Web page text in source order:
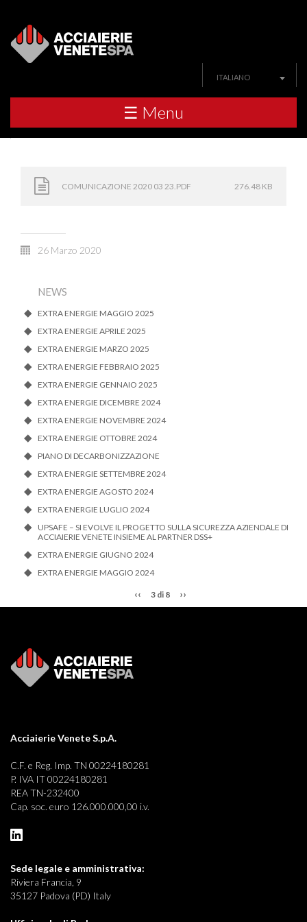
ITALIANO
☰ Menu
COMUNICAZIONE 2020 03 23.PDF 276.48 KB
26 Marzo 2020
NEWS
EXTRA ENERGIE MAGGIO 2025
EXTRA ENERGIE APRILE 2025
EXTRA ENERGIE MARZO 2025
EXTRA ENERGIE FEBBRAIO 2025
EXTRA ENERGIE GENNAIO 2025
EXTRA ENERGIE DICEMBRE 2024
EXTRA ENERGIE NOVEMBRE 2024
EXTRA ENERGIE OTTOBRE 2024
PIANO DI DECARBONIZZAZIONE
EXTRA ENERGIE SETTEMBRE 2024
EXTRA ENERGIE AGOSTO 2024
EXTRA ENERGIE LUGLIO 2024
UPSAFE – SI EVOLVE IL PROGETTO SULLA SICUREZZA AZIENDALE DI
ACCIAIERIE VENETE INSIEME AL PARTNER DSS+
EXTRA ENERGIE GIUGNO 2024
EXTRA ENERGIE MAGGIO 2024
‹‹ 3 di 8 ››
Acciaierie Venete S.p.A.
C.F. e Reg. Imp. TN 00224180281
P. IVA IT 00224180281
REA TN-232400
Cap. soc. euro 126.000.000,00 i.v.
Sede legale e amministrativa:
Riviera Francia, 9
35127 Padova (PD) Italy